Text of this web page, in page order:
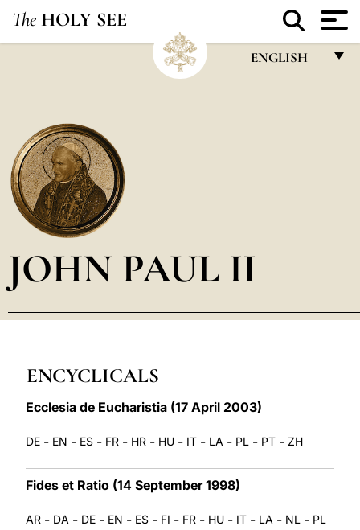
The HOLY SEE
ENGLISH
POLSKI
العربيّة
JOHN PAUL II
ENCYCLICALS
Ecclesia de Eucharistia (17 April 2003)
DE - EN - ES - FR - HR - HU - IT - LA - PL - PT - ZH
Fides et Ratio (14 September 1998)
AR - DA - DE - EN - ES - FI - FR - HU - IT - LA - NL - PL